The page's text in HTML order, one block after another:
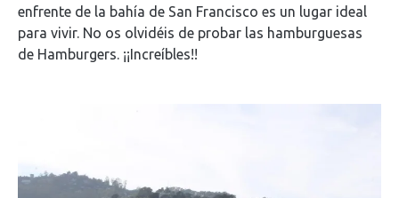
enfrente de la bahía de San Francisco es un lugar ideal
para vivir. No os olvidéis de probar las hamburguesas
de Hamburgers. ¡¡Increíbles!!